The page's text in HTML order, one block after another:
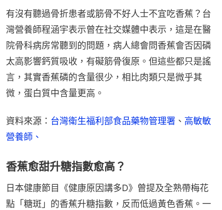
有沒有聽過骨折患者或筋骨不好人士不宜吃香蕉？台
灣營養師程涵宇表示曾在社交媒體中表示，這是在醫
院骨科病房常聽到的問題，病人總會問香蕉會否因磷
太高影響鈣質吸收，有礙筋骨復原。但這些都只是謠
言，其實香蕉磷的含量很少，相比肉類只是微乎其
微，蛋白質中含量更高。
資料來源： 台灣衛生福利部食品藥物管理署 、 高敏敏
營養師、
香蕉愈甜升糖指數愈高？
日本健康節目《健康原因講多D》曾提及全熟帶梅花
點「糖斑」的香蕉升糖指數，反而低過黃色香蕉。一